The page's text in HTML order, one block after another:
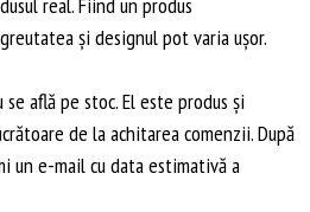
și designul pot varia ușor.
află pe stoc. El este produs și
de la achitarea comenzii. După
un e-mail cu data estimativă a